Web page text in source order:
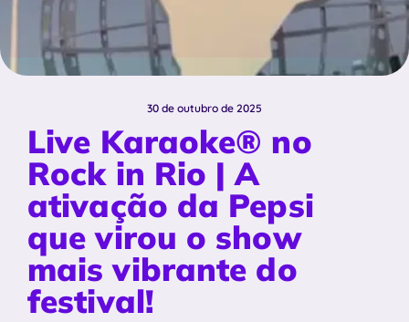
30 de outubro de 2025
Live Karaoke® no
Rock in Rio | A
ativação da Pepsi
que virou o show
mais vibrante do
festival!